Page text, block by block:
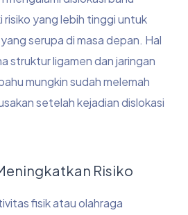
risiko yang lebih tinggi untuk
serupa di masa depan. Hal
struktur ligamen dan jaringan
mungkin sudah melemah
setelah kejadian dislokasi
Risiko
fisik atau olahraga